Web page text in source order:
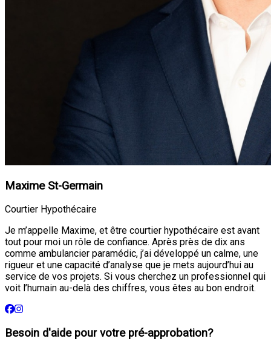
Maxime St-Germain
Courtier Hypothécaire
Je m’appelle Maxime, et être courtier hypothécaire est avant
tout pour moi un rôle de confiance. Après près de dix ans
comme ambulancier paramédic, j’ai développé un calme, une
rigueur et une capacité d’analyse que je mets aujourd’hui au
service de vos projets. Si vous cherchez un professionnel qui
voit l’humain au-delà des chiffres, vous êtes au bon endroit.
Besoin d'aide pour votre pré-approbation?